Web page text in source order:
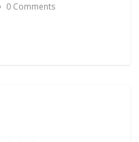
0 Comments